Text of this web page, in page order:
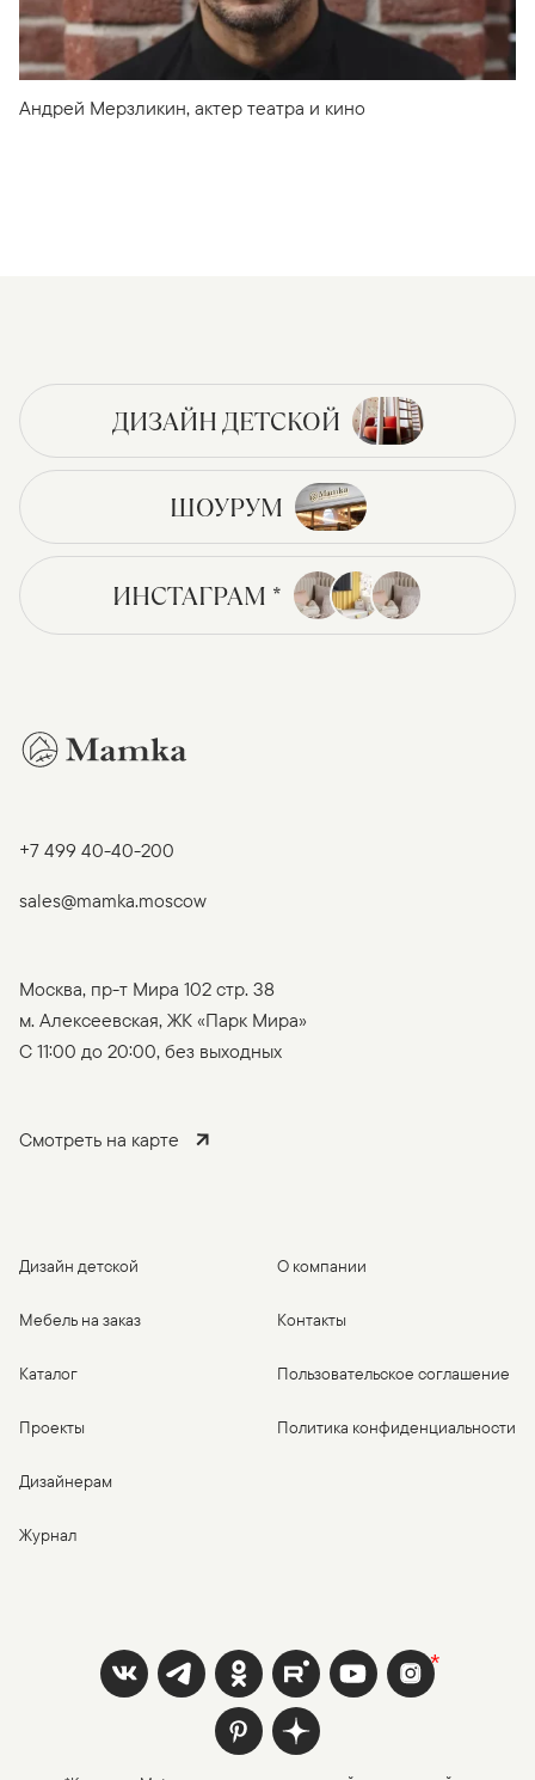
Андрей Мерзликин, актер театра и кино
ДИЗАЙН ДЕТСКОЙ
ШОУРУМ
ИНСТАГРАМ *
+7 499 40-40-200
sales@mamka.moscow
Москва, пр-т Мира 102 стр. 38
м. Алексеевская, ЖК «Парк Мира»
C 11:00 до 20:00, без выходных
Смотреть на карте
Дизайн детской
Мебель на заказ
Каталог
Проекты
Дизайнерам
Журнал
О компании
Контакты
Пользовательское соглашение
Политика конфиденциальности